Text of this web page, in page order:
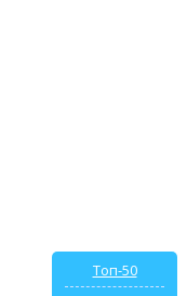
Топ-50